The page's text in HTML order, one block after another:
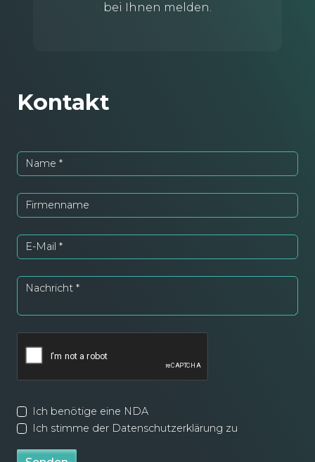
Kontakt
Name *
Firmenname
E-Mail *
Nachricht *
Ich benötige eine NDA
Ich stimme der Datenschutzerklärung zu
bei Ihnen melden.